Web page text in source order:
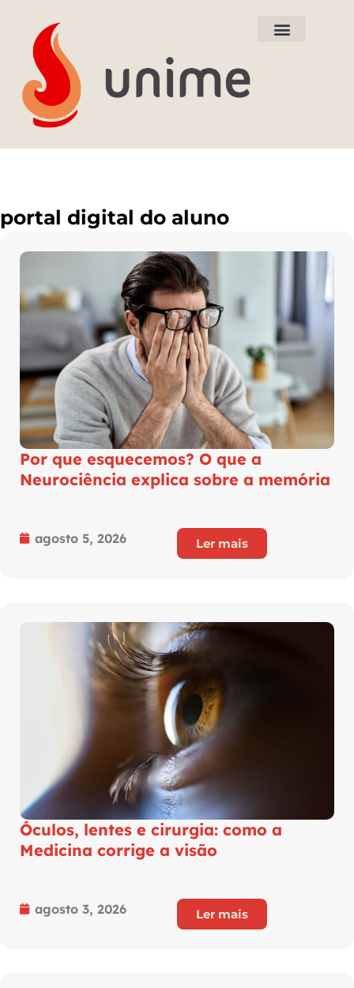
portal digital do aluno
Por que esquecemos? O que a
Neurociência explica sobre a memória
agosto 5, 2026 Ler mais
Óculos, lentes e cirurgia: como a
Medicina corrige a visão
agosto 3, 2026 Ler mais